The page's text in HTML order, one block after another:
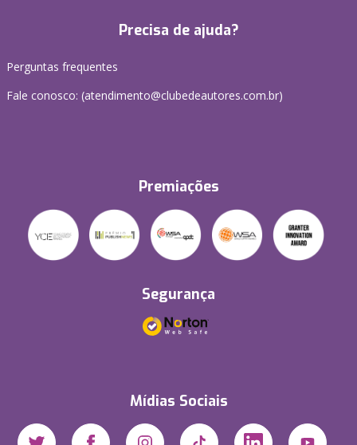
Precisa de ajuda?
Perguntas frequentes
Fale conosco: (atendimento@clubedeautores.com.br)
Premiações
Segurança
Mídias Sociais